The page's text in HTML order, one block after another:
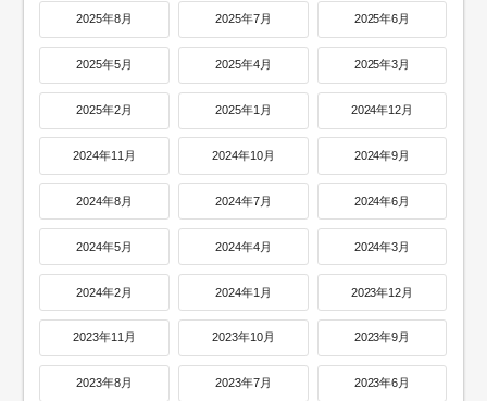
2025年8月 2025年7月 2025年6月
2025年5月 2025年4月 2025年3月
2025年2月 2025年1月 2024年12月
2024年11月 2024年10月 2024年9月
2024年8月 2024年7月 2024年6月
2024年5月 2024年4月 2024年3月
2024年2月 2024年1月 2023年12月
2023年11月 2023年10月 2023年9月
2023年8月 2023年7月 2023年6月